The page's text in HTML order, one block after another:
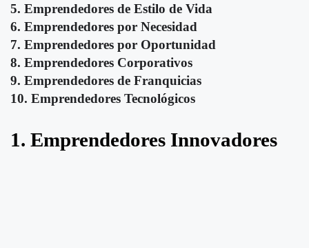
5. Emprendedores de Estilo de Vida
6. Emprendedores por Necesidad
7. Emprendedores por Oportunidad
8. Emprendedores Corporativos
9. Emprendedores de Franquicias
10. Emprendedores Tecnológicos
1. Emprendedores Innovadores